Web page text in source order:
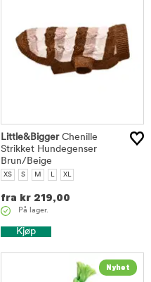
Little&BiggerChenille
Strikket Hundegenser
Brun/Beige
XS S M L XL
fra kr 219,00
På lager.
Kjøp